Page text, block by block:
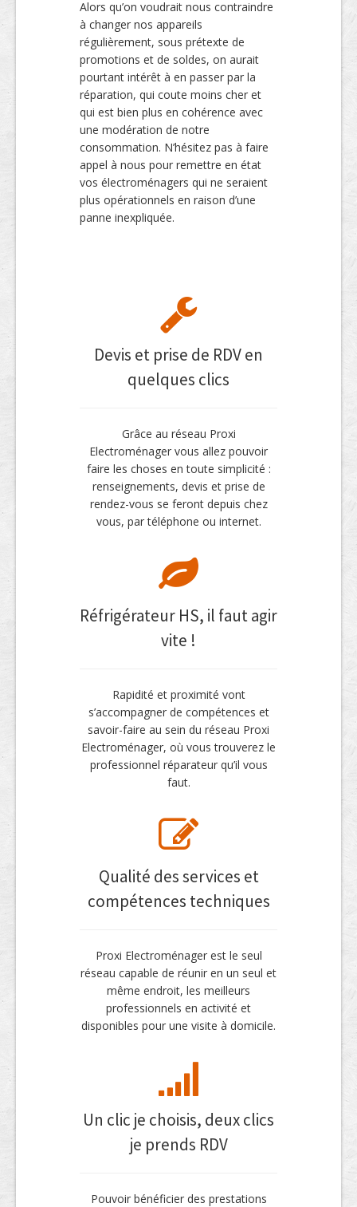
Alors qu’on voudrait nous contraindre
à changer nos appareils
régulièrement, sous prétexte de
promotions et de soldes, on aurait
pourtant intérêt à en passer par la
réparation, qui coute moins cher et
qui est bien plus en cohérence avec
une modération de notre
consommation. N’hésitez pas à faire
appel à nous pour remettre en état
vos électroménagers qui ne seraient
plus opérationnels en raison d’une
panne inexpliquée.
Devis et prise de RDV en
quelques clics
Grâce au réseau Proxi
Electroménager vous allez pouvoir
faire les choses en toute simplicité :
renseignements, devis et prise de
rendez-vous se feront depuis chez
vous, par téléphone ou internet.
Réfrigérateur HS, il faut agir
vite !
Rapidité et proximité vont
s’accompagner de compétences et
savoir-faire au sein du réseau Proxi
Electroménager, où vous trouverez le
professionnel réparateur qu’il vous
faut.
Qualité des services et
compétences techniques
Proxi Electroménager est le seul
réseau capable de réunir en un seul et
même endroit, les meilleurs
professionnels en activité et
disponibles pour une visite à domicile.
Un clic je choisis, deux clics
je prends RDV
Pouvoir bénéficier des prestations